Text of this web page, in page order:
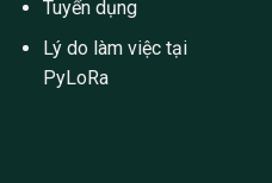
Tuyển dụng
Lý do làm việc tại
PyLoRa